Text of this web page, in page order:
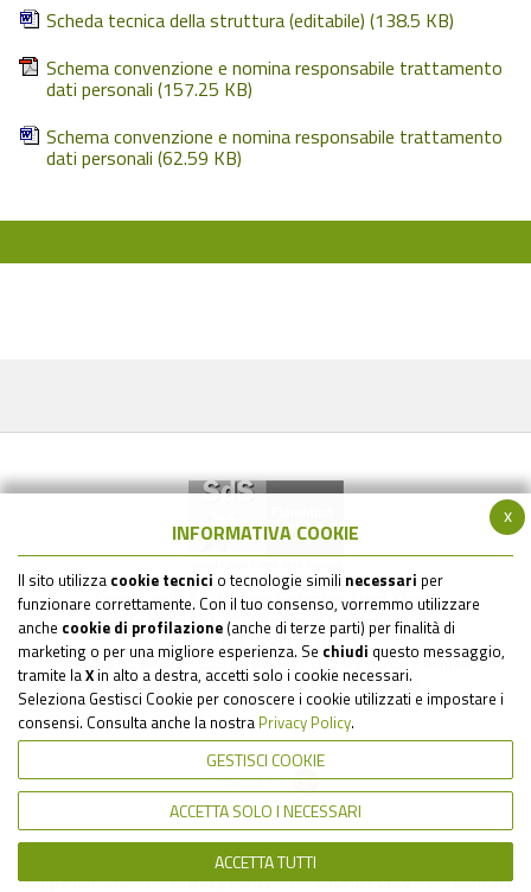
Scheda tecnica della struttura (editabile) (138.5 KB)
Schema convenzione e nomina responsabile trattamento
dati personali (157.25 KB)
Schema convenzione e nomina responsabile trattamento
dati personali (62.59 KB)
Società della Salute Zona Fiorentina Nord-Ovest
via Gramsci 561 - 50019 Sesto Fiorentino (FI)
C.F. - P.IVA : 05517820485
tel: 055 6930242 / 055 6930484 / 055 6930205 / e-mail:
sds.firenzenordovest@uslcentro.toscana.it
Seguici su:
Mappa del Sito Privacy Policy Cookie Policy Contatti
x
INFORMATIVA COOKIE
Il sito utilizza cookie tecnici o tecnologie simili necessari per
funzionare correttamente. Con il tuo consenso, vorremmo utilizzare
anche cookie di profilazione (anche di terze parti) per finalità di
marketing o per una migliore esperienza. Se chiudi questo messaggio,
tramite laX in alto a destra, accetti solo i cookie necessari.
Seleziona Gestisci Cookie per conoscere i cookie utilizzati e impostare i
consensi. Consulta anche la nostra Privacy Policy.
GESTISCI COOKIE
ACCETTA SOLO I NECESSARI
ACCETTA TUTTI